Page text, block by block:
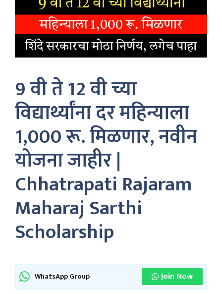
9 वी ते 12 वी च्या
विद्यार्थ्यांना दर महिन्याला
1,000 रू. मिळणार, नवीन
योजना जाहीर |
Chhatrapati Rajaram
Maharaj Sarthi
Scholarship
WhatsApp Group Join Now